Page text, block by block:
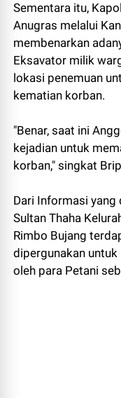
Sementara itu,
Anugras melalui
membenarkan
Eksavator milik
lokasi penemuan
kematian korban.
"Benar, saat ini
kejadian untuk
korban," singkat
Dari Informasi yang
Sultan Thaha
Rimbo Bujang
dipergunakan
oleh para Petani